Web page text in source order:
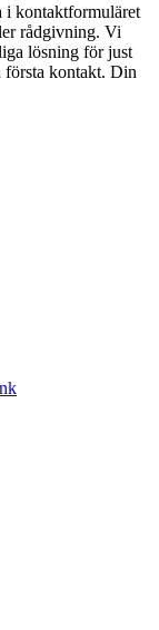
i kontaktformuläret
rådgivning. Vi
lösning för just
första kontakt. Din